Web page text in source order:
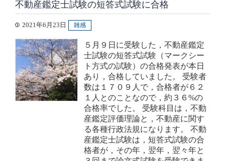
不動産鑑定士試験の短答式試験に合格
2021年6月23日 雑感
５月９日に受験した，不動産鑑定
士試験の短答式試験（マークシー
ト方式の試験）の合格発表が本日
あり，合格していました。 受験者
数は１７０９人で，合格者が６２
１人とのことなので，約３６%の
合格率でした。 受験科目は，不動
産鑑定評価理論と，不動産に関す
る各種行政法規になります。 不動
産鑑定士試験は，短答式試験の合
格者が，その年，翌年，翌々年と